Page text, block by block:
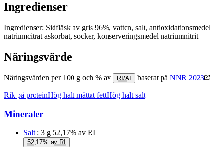
Ingredienser
Ingredienser: Sidfläsk av gris 96%, vatten, salt, antioxidationsmedel
natriumcitrat askorbat, socker, konserveringsmedel natriumnitrit
Näringsvärde
Näringsvärden per 100 g och % av RI/AI baserat på NNR 2023
Rik på proteinHög halt mättat fettHög halt salt
Mineraler
Salt : 3 g 52,17% av RI
52,17% av RI